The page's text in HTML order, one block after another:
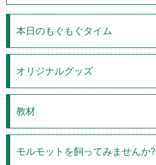
本日のもぐもぐタイム
オリジナルグッズ
教材
モルモットを飼ってみませんか?